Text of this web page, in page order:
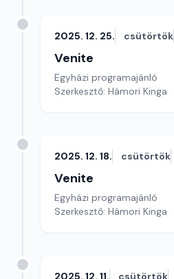
2025. 12. 25. csütörtök
Venite
Egyházi programajánló
Szerkesztő: Hámori Kinga
2025. 12. 18. csütörtök
Venite
Egyházi programajánló
Szerkesztő: Hámori Kinga
2025. 12. 11. csütörtök